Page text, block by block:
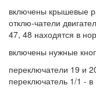
включены крышевые
отклю-чатели
47, 48 находятся в
включены нужные
переключатели 19 и
переключатель 1/1 -